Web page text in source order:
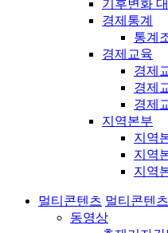
기후변화
경제통계
통계
경제교육
경제
경제
경제
지역본부
지역
지역
지역
멀티콘텐츠 멀티콘텐츠
동영상